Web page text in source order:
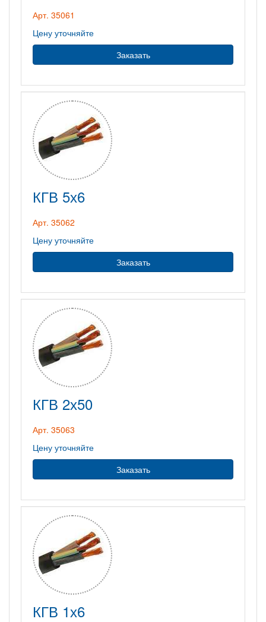
Арт. 35061
Цену уточняйте
Заказать
КГВ 5х6
Арт. 35062
Цену уточняйте
Заказать
КГВ 2х50
Арт. 35063
Цену уточняйте
Заказать
КГВ 1х6